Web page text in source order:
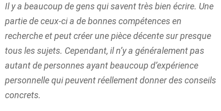
Il y a beaucoup de gens qui savent très bien écrire. Une
partie de ceux-ci a de bonnes compétences en
recherche et peut créer une pièce décente sur presque
tous les sujets. Cependant, il n’y a généralement pas
autant de personnes ayant beaucoup d’expérience
personnelle qui peuvent réellement donner des conseils
concrets.